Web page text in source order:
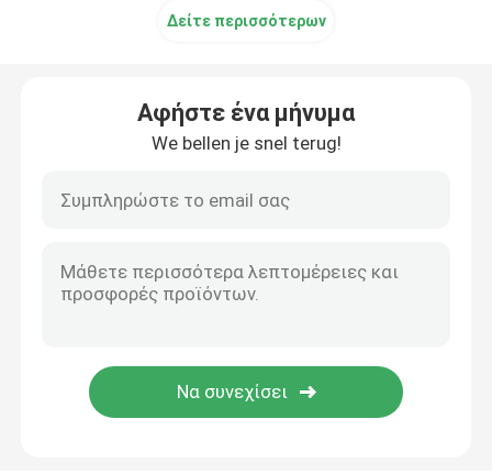
Ομιλητής στηλών σειράς γραμμών
Ασύρματα συστήματα διασκέψεων
Δείτε περισσότερων
Αφήστε ένα μήνυμα
We bellen je snel terug!